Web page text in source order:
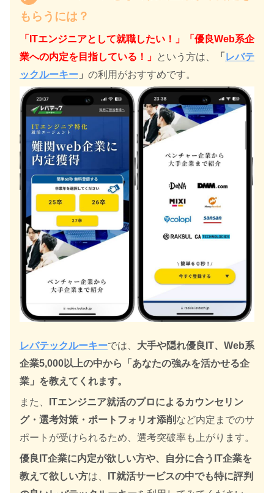
もらうには？
「ITエンジニアとして就職したい！」「優良Web系企
業への内定を目指している！」 という方は、 「 レバテ
ックルーキー 」 の利用がおすすめです。
レバテックルーキーでは、 大手や隠れ優良IT、Web系
企業5,000以上の中から「あなたの強みを活かせる企
業」を教えてくれます。
また、
ITエンジニア就活のプロによるカウンセリン
グ・選考対策・ポートフォリオ添削 など内定までのサ
ポートが受けられるため、選考突破率も上がります。
優良IT企業に内定が欲しい方や、自分に合うIT企業を
教えて欲しい方は、
IT就活サービスの中でも特に評判